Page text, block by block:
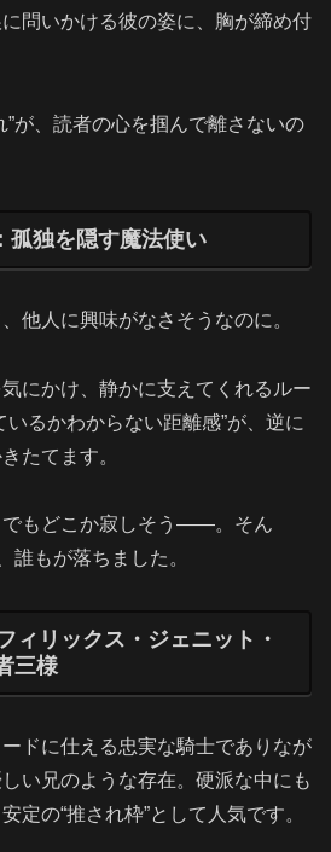
問いかける彼の姿に、胸が締め付
”が、読者の心を掴んで離さないの
孤独を隠す魔法使い
他人に興味がなさそうなのに。
にかけ、静かに支えてくれるルー
いるかわからない距離感”が、逆に
たてます。
でもどこか寂しそう――。そん
誰もが落ちました。
ィリックス・ジェニット・
三様
ドに仕える忠実な騎士でありなが
い兄のような存在。硬派な中にも
定の“推され枠”として人気です。